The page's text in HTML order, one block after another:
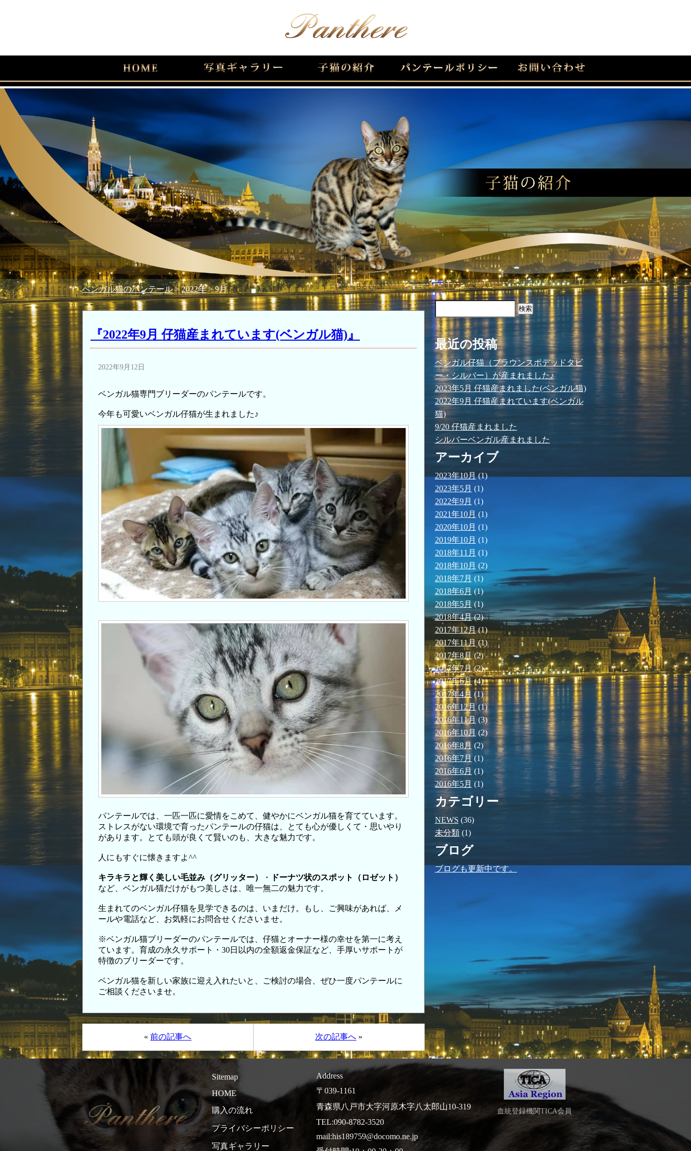
ベンガル猫のパンテール>2022年>9月
『2022年9月 仔猫産まれています(ベンガル猫)』
2022年9月12日
ベンガル猫専門ブリーダーのパンテールです。
今年も可愛いベンガル仔猫が生まれました♪
パンテールでは、一匹一匹に愛情をこめて、健やかにベンガル猫を育てています。
ストレスがない環境で育ったパンテールの仔猫は、とても心が優しくて・思いやり
があります。とても頭が良くて賢いのも、大きな魅力です。
人にもすぐに懐きますよ^^
キラキラと輝く美しい毛並み（グリッター） ・
ドーナツ状のスポット（ロゼット）
など、ベンガル猫だけがもつ美しさは、唯一無二の魅力です。
生まれてのベンガル仔猫を見学できるのは、いまだけ。もし、ご興味があれば、メ
ールや電話など、お気軽にお問合せくださいませ。
※ベンガル猫ブリーダーのパンテールでは、仔猫とオーナー様の幸せを第一に考え
ています。育成の永久サポート・30日以内の全額返金保証など、手厚いサポートが
特徴のブリーダーです。
ベンガル猫を新しい家族に迎え入れたいと、ご検討の場合、ぜひ一度パンテールに
ご相談くださいませ。
«前の記事へ 次の記事へ »
検
索:
最近の投稿
ベンガル仔猫（ブラウンスポデッドタビ
ー・シルバー）が産まれました♪
2023年5月 仔猫産まれました(ベンガル猫)
2022年9月 仔猫産まれています(ベンガル
猫)
9/20 仔猫産まれました
シルバーベンガル産まれました
アーカイブ
2023年10月(1)
2023年5月 (1)
2022年9月 (1)
2021年10月 (1)
2020年10月 (1)
2019年10月 (1)
2018年11月 (1)
2018年10月 (2)
2018年7月 (1)
2018年6月(1)
2018年5月 (1)
2018年4月(2)
2017年12月(1)
2017年11月(1)
2017年8月 (2)
2017年7月(2)
2017年6月(4)
2017年4月 (1)
2016年12月(1)
2016年11月(3)
2016年10月 (2)
2016年8月 (2)
2016年7月(1)
2016年6月 (1)
2016年5月 (1)
カテゴリー
NEWS (36)
未分類(1)
ブログ
ブログも更新中です。
Sitemap
HOME
購入の流れ
プライバシーポリシー
写真ギャラリー
Address
〒039-1161
青森県八戸市大字河原木字八太郎山10-319
TEL:090-8782-3520
mail:his189759@docomo.ne.jp
血統登録機関TICA会員